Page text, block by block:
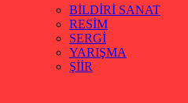
BİLDİRİ SANAT
RESİM
SERGİ
YARIŞMA
ŞİİR